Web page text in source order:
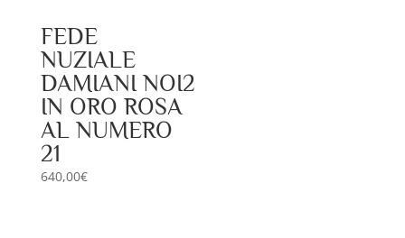
FEDE
NUZIALE
DAMIANI NOI2
IN ORO ROSA
AL NUMERO
21
640,00€